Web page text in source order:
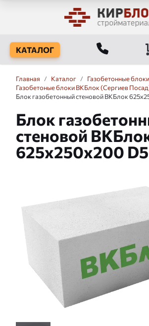
КАТАЛОГ
Главная / Каталог / Газобетонные блоки
Газобетоные блоки ВКБлок (Сергиев
Блок газобетонный стеновой ВКБлок
Блок
стеновой
625x250x200